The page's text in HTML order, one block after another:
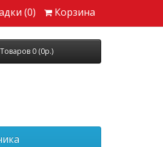
(0) Корзина
Товаров 0 (0р.)